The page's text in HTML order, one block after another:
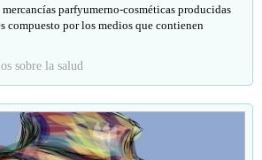
parfyumerno-cosméticas producidas
compuesto por los medios que contienen
sobre la salud